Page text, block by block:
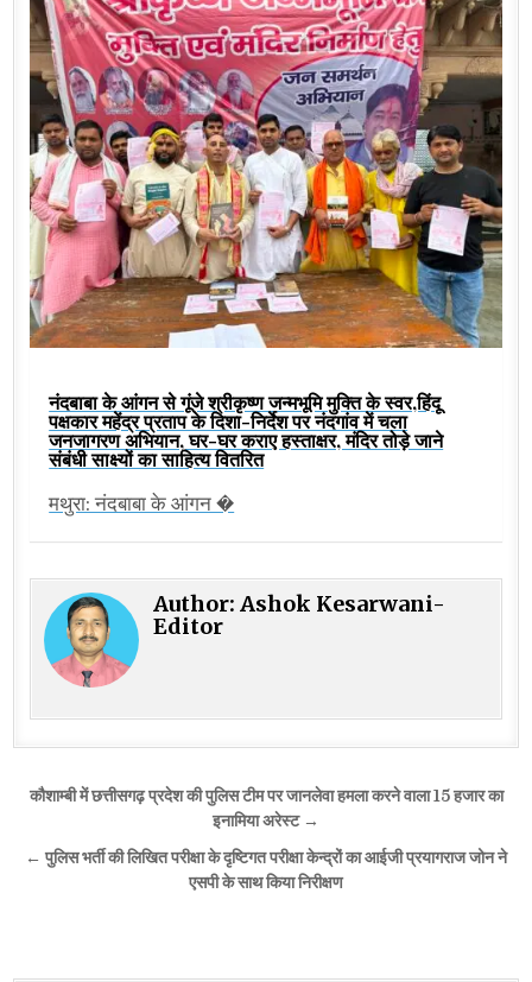
नंदबाबा के आंगन से गूंजे श्रीकृष्ण जन्मभूमि मुक्ति के स्वर,हिंदू
पक्षकार महेंद्र प्रताप के दिशा-निर्देश पर नंदगांव में चला
जनजागरण अभियान, घर-घर कराए हस्ताक्षर, मंदिर तोड़े जाने
संबंधी साक्ष्यों का साहित्य वितरित
मथुरा: नंदबाबा के आंगन �
Author:Ashok Kesarwani-
Editor
Post
कौशाम्बी में छत्तीसगढ़ प्रदेश की पुलिस टीम पर जानलेवा हमला करने वाला 15 हजार का
इनामिया अरेस्ट →
← पुलिस भर्ती की लिखित परीक्षा के दृष्टिगत परीक्षा केन्द्रों का आईजी प्रयागराज जोन ने
एसपी के साथ किया निरीक्षण